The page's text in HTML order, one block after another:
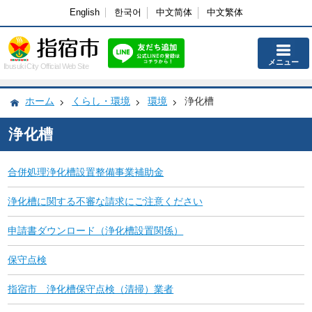
English 한국어 中文简体 中文繁体
Ibusuki City Official Web Site メニュー
ホーム くらし・環境 環境 浄化槽
浄化槽
合併処理浄化槽設置整備事業補助金
浄化槽に関する不審な請求にご注意ください
申請書ダウンロード（浄化槽設置関係）
保守点検
指宿市 浄化槽保守点検（清掃）業者